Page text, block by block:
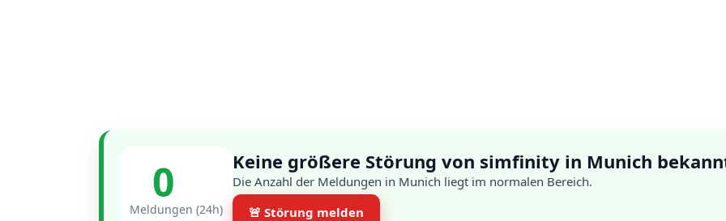
0
Meldungen (24h)
Keine größere Störung von simfinity in Munich
Die Anzahl der Meldungen in Munich liegt im normalen Bereich.
🚨 Störung melden